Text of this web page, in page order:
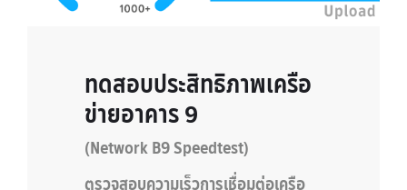
ทดสอบประสิทธิภาพเครือ
ข่ายอาคาร 9
(Network B9 Speedtest)
ตรวจสอบความเร็วการเชื่อมต่อเครือ